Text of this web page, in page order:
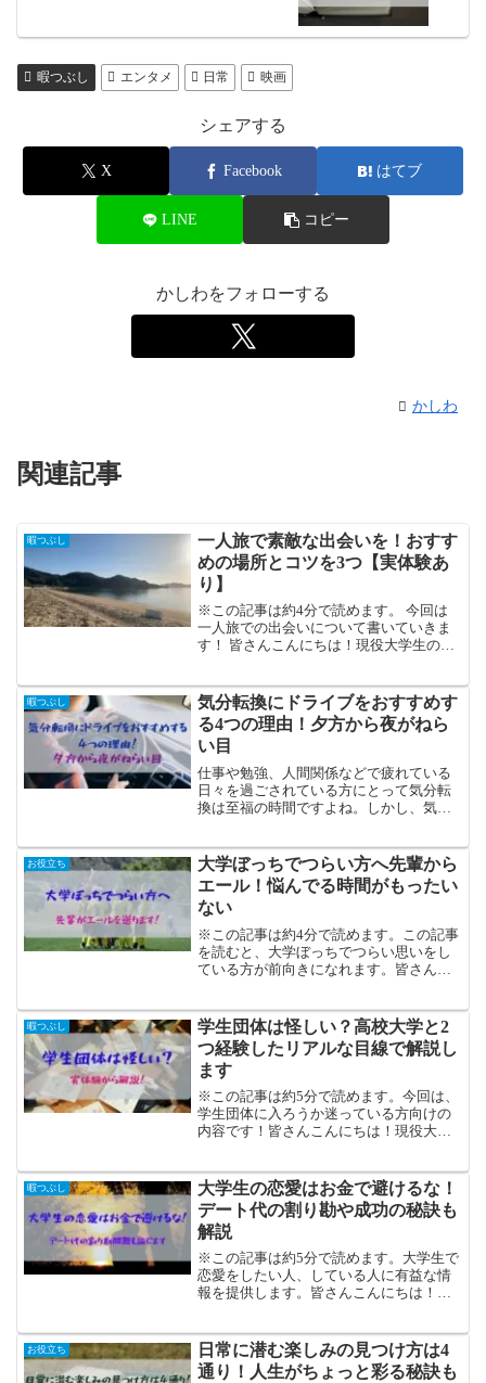
暇つぶし エンタメ 日常 映画
シェアする
X Facebook はてブ
LINE コピー
かしわをフォローする
かしわ
関連記事
暇つぶし
一人旅で素敵な出会いを！おすす
めの場所とコツを3つ【実体験あ
り】
※この記事は約4分で読めます。 今回は
一人旅での出会いについて書いていきま
す！ 皆さんこんにちは！現役大学生のか
楽しいですよ。その中でたくさんの出会
いを経験してきました...
暇つぶし
気分転換にドライブをおすすめす
る4つの理由！夕方から夜がねら
い目
仕事や勉強、人間関係などで疲れている
日々を過ごされている方にとって気分転
換は至福の時間ですよね。しかし、気分
「ドライブ」をおすすめします！実は、
ドライブをする目的No.1は気分転換とい
う調査結果もあったり...。そこで今回は、
気分転換にドライブをおすすめする理由
についてご紹介していきます！
お役立ち
大学ぼっちでつらい方へ先輩から
エール！悩んでる時間がもったい
ない
※この記事は約4分で読めます。この記事
を読むと、大学ぼっちでつらい思いをし
ている方が前向きになれます。皆さんこ
送りします！大学ぼっちでつらい思いを
していませんか？確かに...
暇つぶし
学生団体は怪しい？高校大学と2
つ経験したリアルな目線で解説し
ます
※この記事は約5分で読めます。今回は、
学生団体に入ろうか迷っている方向けの
内容です！皆さんこんにちは！現役大学
肢の中で、「学生団体」は早い段階で浮
かんでくるのではないで...
暇つぶし
大学生の恋愛はお金で避けるな！
デート代の割り勘や成功の秘訣も
解説
※この記事は約5分で読めます。大学生で
恋愛をしたい人、している人に有益な情
報を提供します。皆さんこんにちは！恋
ジ付けるものとして、恋愛は必須なので
はないでしょう...
お役立ち
日常に潜む楽しみの見つけ方は4
通り！人生がちょっと彩る秘訣も